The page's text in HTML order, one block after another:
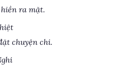
ra mặt.
chuyện chi.